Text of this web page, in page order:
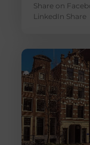
Share on
LinkedIn Share